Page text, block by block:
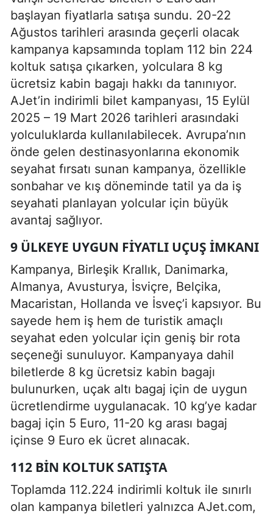
başlayan fiyatlarla satışa sundu. 20-22
Ağustos tarihleri arasında geçerli olacak
kampanya kapsamında toplam 112 bin 224
koltuk satışa çıkarken, yolculara 8 kg
ücretsiz kabin bagajı hakkı da tanınıyor.
AJet’in indirimli bilet kampanyası, 15 Eylül
2025 – 19 Mart 2026 tarihleri arasındaki
yolculuklarda kullanılabilecek. Avrupa’nın
önde gelen destinasyonlarına ekonomik
seyahat fırsatı sunan kampanya, özellikle
sonbahar ve kış döneminde tatil ya da iş
seyahati planlayan yolcular için büyük
avantaj sağlıyor.
9 ÜLKEYE UYGUN FIYATLI UÇUŞ İMKANI
Kampanya, Birleşik Krallık, Danimarka,
Almanya, Avusturya, İsviçre, Belçika,
Macaristan, Hollanda ve İsveç’i kapsıyor. Bu
sayede hem iş hem de turistik amaçlı
seyahat eden yolcular için geniş bir rota
seçeneği sunuluyor. Kampanyaya dahil
biletlerde 8 kg ücretsiz kabin bagajı
bulunurken, uçak altı bagaj için de uygun
ücretlendirme uygulanacak. 10 kg’ye kadar
bagaj için 5 Euro, 11-20 kg arası bagaj
içinse 9 Euro ek ücret alınacak.
112 BIN KOLTUK SATIŞTA
Toplamda 112.224 indirimli koltuk ile sınırlı
olan kampanya biletleri yalnızca AJet.com,